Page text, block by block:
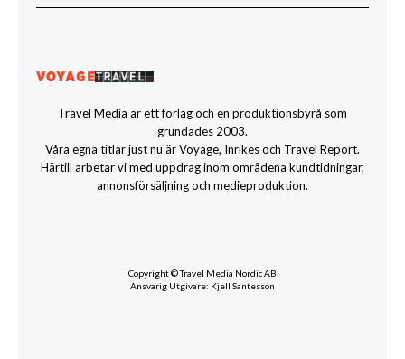
Travel Media är ett förlag och en produktionsbyrå som
grundades 2003.
Våra egna titlar just nu är Voyage, Inrikes och Travel Report.
Härtill arbetar vi med uppdrag inom områdena kundtidningar,
annonsförsäljning och medieproduktion.
Copyright © Travel Media Nordic AB
Ansvarig Utgivare: Kjell Santesson